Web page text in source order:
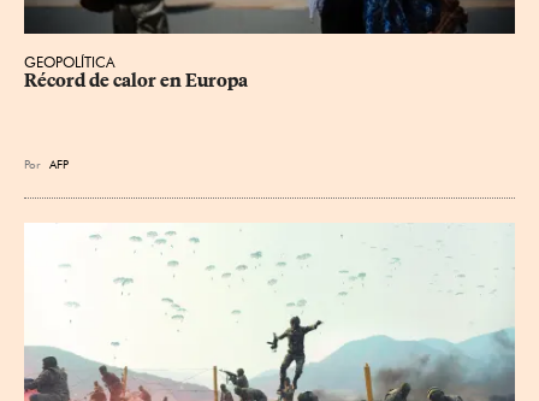
GEOPOLÍTICA
Récord de calor en Europa
Por AFP